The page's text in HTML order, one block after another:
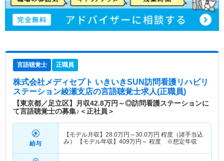
言語聴覚士 正職員
株式会社メディセプト いきいきSUN訪問看護リハビリ
ステーション綾瀬支店の言語聴覚士求人(正職員)
【東京都／足立区】月収42.8万円～◎訪問看護ステーションに
て言語聴覚士の募集♪＜正社員＞
給与
【モデル月収】 28.0万円～30.0万円 程度（諸手当込
み） 【モデル年収】 409万円～ 程度 ※想定年収